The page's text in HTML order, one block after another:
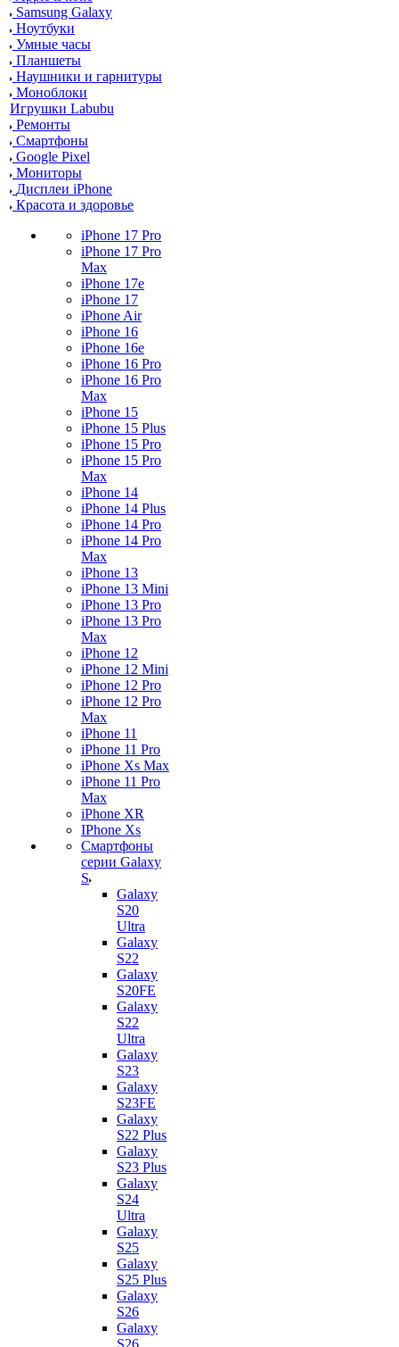
Samsung Galaxy
Ноутбуки
Умные часы
Планшеты
Наушники и гарнитуры
Моноблоки
Игрушки Labubu
Ремонты
Смартфоны
Google Pixel
Мониторы
Дисплеи iPhone
Красота и здоровье
iPhone 17 Pro
iPhone 17 Pro
Max
iPhone 17e
iPhone 17
iPhone Air
iPhone 16
iPhone 16e
iPhone 16 Pro
iPhone 16 Pro
Max
iPhone 15
iPhone 15 Plus
iPhone 15 Pro
iPhone 15 Pro
Max
iPhone 14
iPhone 14 Plus
iPhone 14 Pro
iPhone 14 Pro
Max
iPhone 13
iPhone 13 Mini
iPhone 13 Pro
iPhone 13 Pro
Max
iPhone 12
iPhone 12 Mini
iPhone 12 Pro
iPhone 12 Pro
Max
iPhone 11
iPhone 11 Pro
iPhone Xs Max
iPhone 11 Pro
Max
iPhone XR
IPhone Xs
Смартфоны
серии Galaxy
S
Galaxy
S20
Ultra
Galaxy
S22
Galaxy
S20FE
Galaxy
S22
Ultra
Galaxy
S23
Galaxy
S23FE
Galaxy
S22 Plus
Galaxy
S23 Plus
Galaxy
S24
Ultra
Galaxy
S25
Galaxy
S25 Plus
Galaxy
S26
Galaxy
S26